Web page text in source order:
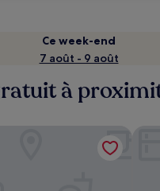
Ce week-end
7 août - 9 août
à
Access Rouen Centre